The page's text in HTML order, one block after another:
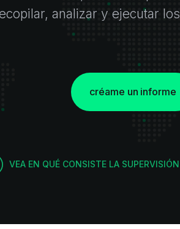
analizar y ejecutar
créame un informe
VEA EN QUÉ CONSISTE LA